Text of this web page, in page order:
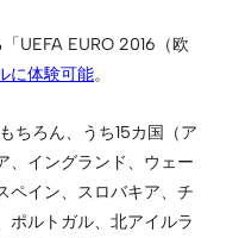
UEFA EURO 2016（欧
に体験可能。
ちろん、うち15カ国（ア
、イングランド、ウェー
ペイン、スロバキア、チ
ポルトガル、北アイルラ